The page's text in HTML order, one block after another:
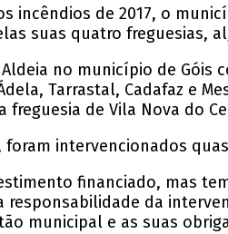
incêndios de 2017, o
suas quatro freguesias,
no município de
Tarrastal, Cadafaz e
freguesia de Vila Nova do
foram intervencionados
financiado, mas
responsabilidade da
municipal e as suas